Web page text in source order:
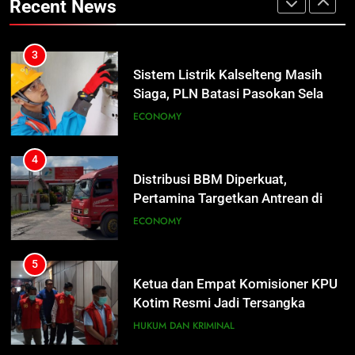
Pertamina Targetkan Antrean di
SPBU Sampit Segera Terurai
ECONOMY
5
Kotim Resmi Jadi Tersangka
Dugaan Korupsi Dana Hibah
Pilkada Rp40 Miliar
HUKUM DAN KRIMINAL
6
Segera Tuntaskan Pemadaman
Listrik di Kalsel-Teng
NUSANTARA
7
Recent News
Pertamina Pastikan Pelayanan
Tetap Jalan
3
Sistem Listrik Kalselteng Masih
Siaga, PLN Batasi Pasokan Selama
7 Hari
ECONOMY
4
Distribusi BBM Diperkuat,
Pertamina Targetkan Antrean di
SPBU Sampit Segera Terurai
ECONOMY
5
Ketua dan Empat Komisioner KPU
Kotim Resmi Jadi Tersangka
Dugaan Korupsi Dana Hibah
HUKUM DAN KRIMINAL